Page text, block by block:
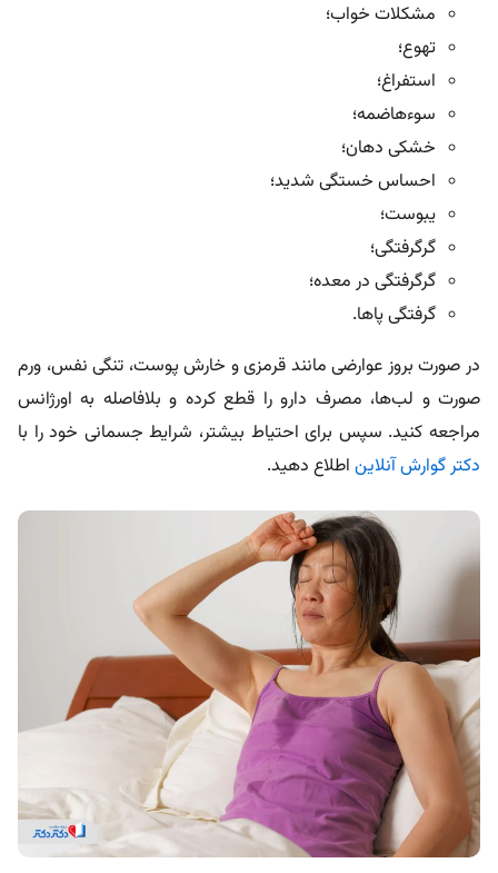
مشکلات خواب؛
تهوع؛
استفراغ؛
سوء‌هاضمه؛
خشکی دهان؛
احساس خستگی شدید؛
یبوست؛
گرگرفتگی؛
گرگرفتگی در معده؛
گرفتگی پاها.
در صورت بروز عوارضی مانند قرمزی و خارش پوست، تنگی نفس، ورم
صورت و لب‌ها، مصرف دارو را قطع کرده و بلافاصله به اورژانس
مراجعه کنید. سپس برای احتیاط بیشتر، شرایط جسمانی خود را با
دکتر گوارش آنلاین اطلاع دهید.